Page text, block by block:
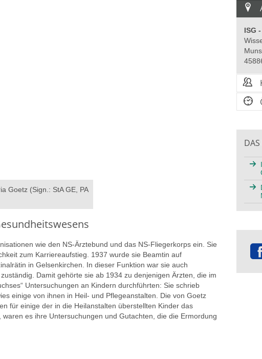
Goetz (Sign.: StA GE, PA
wie den NS-Ärztebund und das NS-Fliegerkorps ein. Sie
zum Karriereaufstieg. 1937 wurde sie Beamtin auf
in Gelsenkirchen. In dieser Funktion war sie auch
Damit gehörte sie ab 1934 zu denjenigen Ärzten, die im
Untersuchungen an Kindern durchführten: Sie schrieb
einige von ihnen in Heil- und Pflegeanstalten. Die von Goetz
für einige der in die Heilanstalten überstellten Kinder das
es ihre Untersuchungen und Gutachten, die die Ermordung
ISG